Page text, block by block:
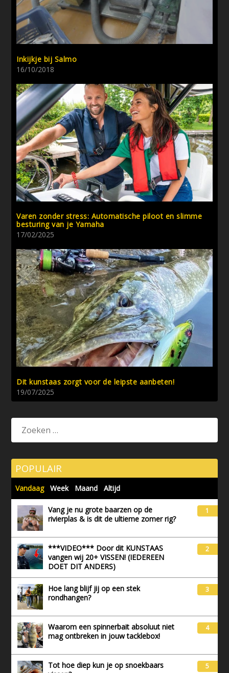
Inkijkje bij Salmo
16/10/2018
Varen zonder stress: Automatische piloot en slimme
besturing van je Yamaha
17/02/2025
Dit kunstaas zorgt voor de leipste aanbeten!
19/07/2025
POPULAIR
Vandaag Week Maand Altijd
Vang je nu grote baarzen op de
rivierplas & is dit de ultieme zomer rig?
1
***VIDEO*** Door dit KUNSTAAS
vangen wij 20+ VISSEN! (IEDEREEN
DOET DIT ANDERS)
2
Hoe lang blijf jij op een stek
rondhangen?
3
Waarom een spinnerbait absoluut niet
mag ontbreken in jouw tacklebox!
4
Tot hoe diep kun je op snoekbaars
5